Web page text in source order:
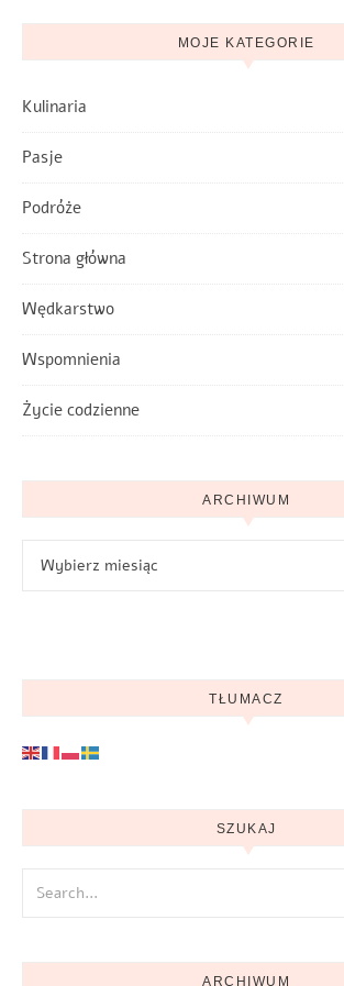
MOJE KATEGORIE
Kulinaria
Pasje
Podróże
Strona główna
Wędkarstwo
Wspomnienia
Życie codzienne
ARCHIWUM
TŁUMACZ
SZUKAJ
ARCHIWUM